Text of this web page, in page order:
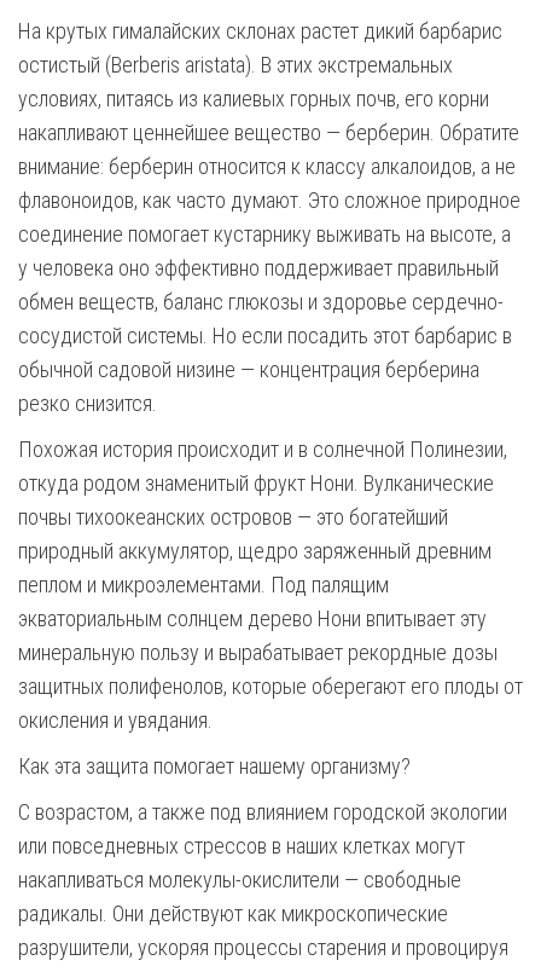
На крутых гималайских склонах растет дикий барбарис
остистый (Berberis aristata). В этих экстремальных
условиях, питаясь из калиевых горных почв, его корни
накапливают ценнейшее вещество — берберин. Обратите
внимание: берберин относится к классу алкалоидов, а не
флавоноидов, как часто думают. Это сложное природное
соединение помогает кустарнику выживать на высоте, а
у человека оно эффективно поддерживает правильный
обмен веществ, баланс глюкозы и здоровье сердечно-
сосудистой системы. Но если посадить этот барбарис в
обычной садовой низине — концентрация берберина
резко снизится.
Похожая история происходит и в солнечной Полинезии,
откуда родом знаменитый фрукт Нони. Вулканические
почвы тихоокеанских островов — это богатейший
природный аккумулятор, щедро заряженный древним
пеплом и микроэлементами. Под палящим
экваториальным солнцем дерево Нони впитывает эту
минеральную пользу и вырабатывает рекордные дозы
защитных полифенолов, которые оберегают его плоды от
окисления и увядания.
Как эта защита помогает нашему организму?
С возрастом, а также под влиянием городской экологии
или повседневных стрессов в наших клетках могут
накапливаться молекулы-окислители — свободные
радикалы. Они действуют как микроскопические
разрушители, ускоряя процессы старения и провоцируя